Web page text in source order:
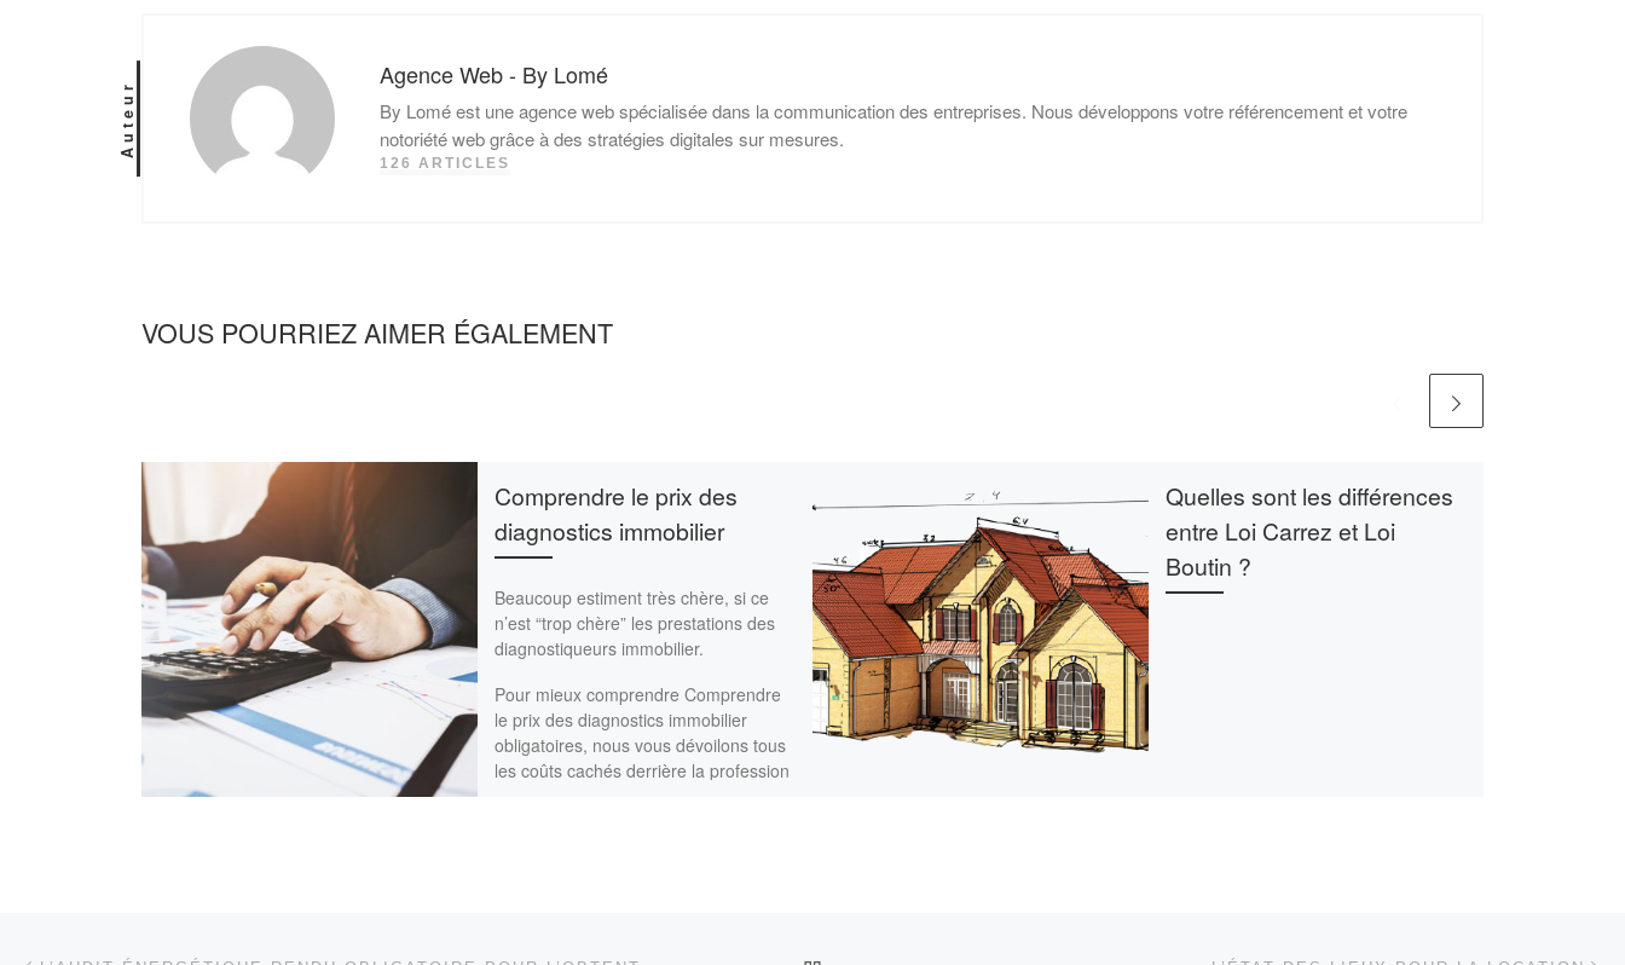
Auteur
Agence Web - By Lomé
By Lomé est une agence web spécialisée dans la communication des entreprises. Nous développons votre référencement et votre
notoriété web grâce à des stratégies digitales sur mesures.
126 ARTICLES
VOUS POURRIEZ AIMER ÉGALEMENT
Comprendre le prix des
diagnostics immobilier
Beaucoup estiment très chère, si ce
n’est “trop chère” les prestations des
diagnostiqueurs immobilier.
Pour mieux comprendre Comprendre
le prix des diagnostics immobilier
obligatoires, nous vous dévoilons tous
les coûts cachés derrière la profession
Quelles sont les différences
entre Loi Carrez et Loi
Boutin ?